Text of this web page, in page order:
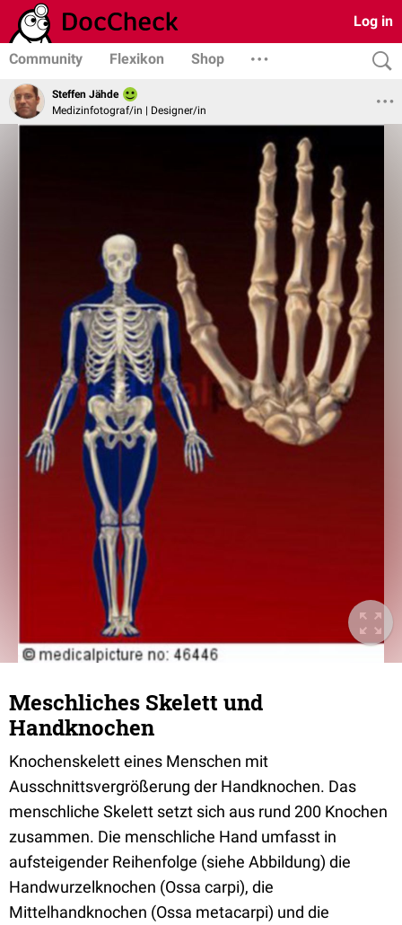
Log in
Community Flexikon Shop
Steffen Jähde
Medizinfotograf/in | Designer/in
Meschliches Skelett und
Handknochen
Knochenskelett eines Menschen mit
Ausschnittsvergrößerung der Handknochen. Das
menschliche Skelett setzt sich aus rund 200 Knochen
zusammen. Die menschliche Hand umfasst in
aufsteigender Reihenfolge (siehe Abbildung) die
Handwurzelknochen (Ossa carpi), die
Mittelhandknochen (Ossa metacarpi) und die